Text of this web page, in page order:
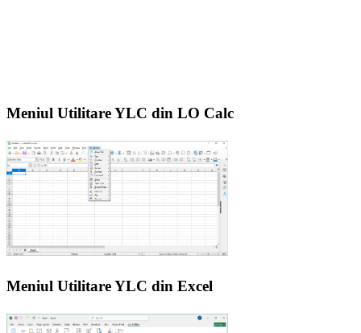
Meniul Utilitare YLC din LO Calc
Meniul Utilitare YLC din Excel